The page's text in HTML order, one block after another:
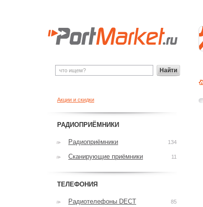
Акции и скидки
РАДИОПРИЁМНИКИ
Радиоприёмники 134
Сканирующие приёмники 11
ТЕЛЕФОНИЯ
Радиотелефоны DECT 85
Найти